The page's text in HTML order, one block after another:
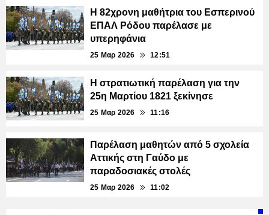
Η 82χρονη μαθήτρια του Εσπερινού
ΕΠΑΛ Ρόδου παρέλασε με
υπερηφάνια
25 Μαρ 2026 12:51
Η στρατιωτική παρέλαση για την
25η Μαρτίου 1821 ξεκίνησε
25 Μαρ 2026 11:16
Παρέλαση μαθητών από 5 σχολεία
Αττικής στη Γαύδο με
παραδοσιακές στολές
25 Μαρ 2026 11:02